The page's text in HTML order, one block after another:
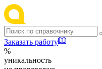
Заказать работу
%
уникальность